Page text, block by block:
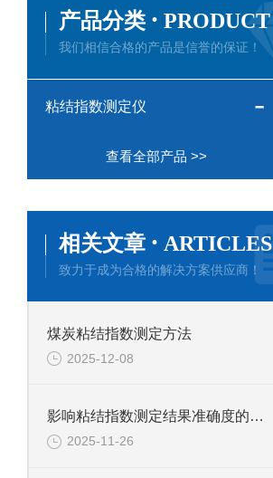
产品分类 · PRODUCT
我们相信合格的产品是信誉的保证！
粘结指数测定仪
查看全部产品 >>
相关文章 · ARTICLES
致力于成为合格的解决方案供应商！
煤炭粘结指数测定方法
2025-12-08
影响粘结指数测定结果准确度的因素有哪些？
2025-11-26